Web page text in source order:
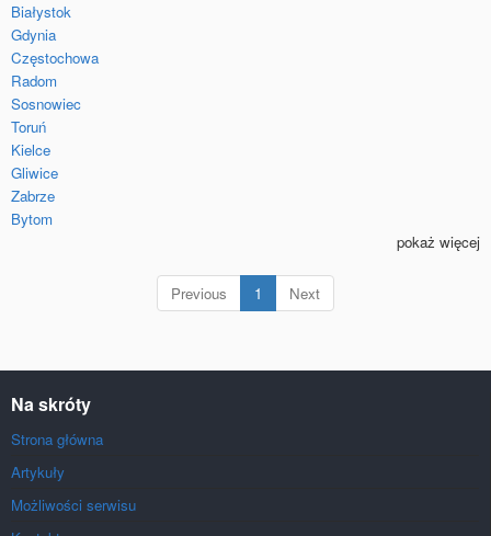
Białystok
Gdynia
Częstochowa
Radom
Sosnowiec
Toruń
Kielce
Gliwice
Zabrze
Bytom
pokaż więcej
Previous 1 (current)
Next
Na skróty
Strona główna
Artykuły
Możliwości serwisu